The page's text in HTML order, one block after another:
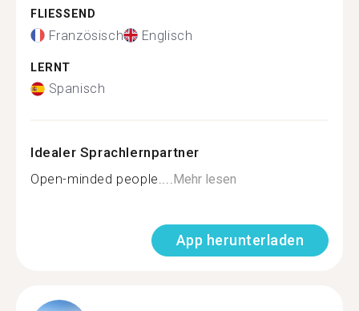
FLIESSEND
Französisch Englisch
LERNT
Spanisch
Idealer Sprachlernpartner
Open-minded people....Mehr lesen
App herunterladen